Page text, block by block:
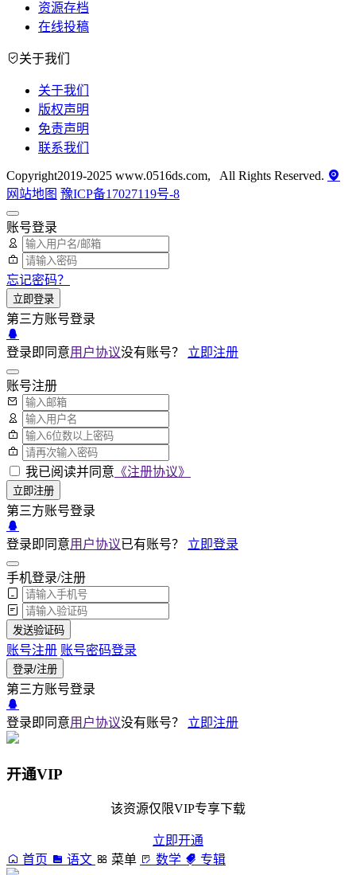
资源存档
在线投稿
关于我们
关于我们
版权声明
免责声明
联系我们
Copyright2019-2025 www.0516ds.com, All Rights Reserved.
网站地图 豫ICP备17027119号-8
账号登录
忘记密码？
立即登录
第三方账号登录
登录即同意用户协议没有账号？ 立即注册
账号注册
我已阅读并同意 《注册协议》
立即注册
第三方账号登录
登录即同意用户协议已有账号？ 立即登录
手机登录/注册
发送验证码
账号注册 账号密码登录
登录/注册
第三方账号登录
登录即同意用户协议没有账号？ 立即注册
开通VIP
该资源仅限VIP专享下载
立即开通
首页
语文 菜单 数学 专辑